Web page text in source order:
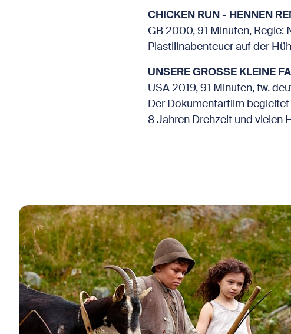
CHICKEN RUN - HENNEN
GB 2000, 91 Minuten, Regie:
Plastilinabenteuer auf der
UNSERE GROSSE KLEINE
USA 2019, 91 Minuten, tw.
Der Dokumentarfilm
8 Jahren Drehzeit und vielen
Bild in Lightbox öffnen